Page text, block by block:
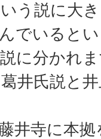
う説に大
でいると
に分かれ
井氏説と
井寺に本